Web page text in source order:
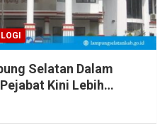
Selatan Dalam
Kini Lebih